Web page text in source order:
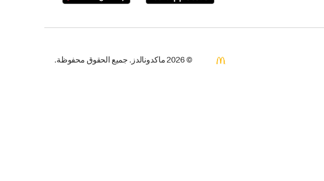
© 2026 ماكدونالدز. جميع الحقوق محفوظة.